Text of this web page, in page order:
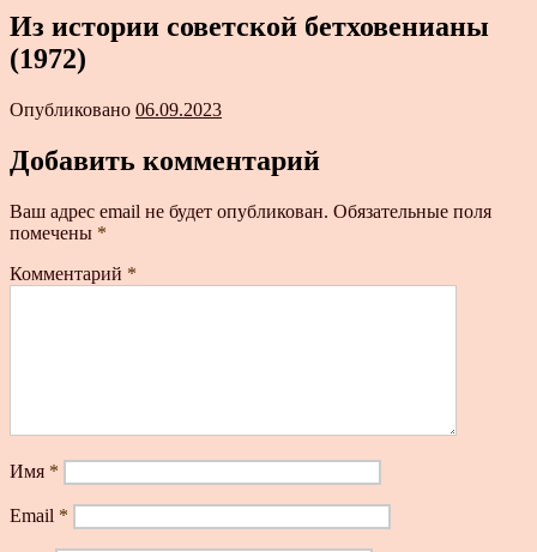
Из истории советской бетховенианы
(1972)
Опубликовано 06.09.2023
Добавить комментарий
Ваш адрес email не будет опубликован. Обязательные поля
помечены *
Комментарий *
Имя *
Email *